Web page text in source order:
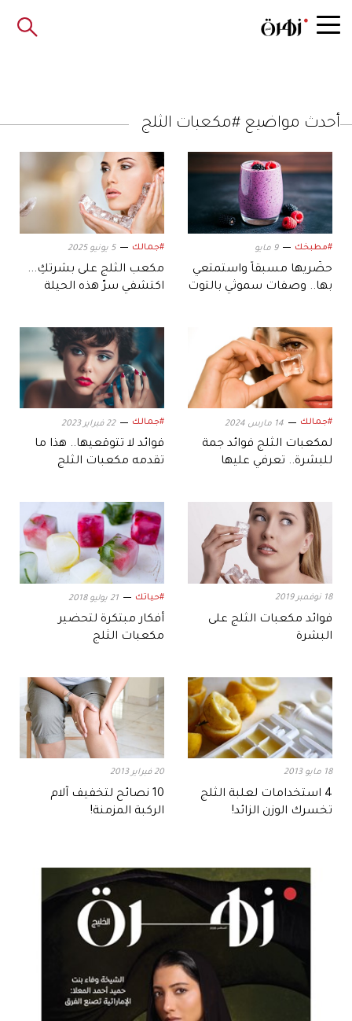
أحدث مواضيع #مكعبات الثلج
#مطبخك 9 مايو
حضّريها مسبقاً واستمتعي
بها.. وصفات سموثي بالتوت
#جمالك 5 يونيو 2025
مكعب الثلج على بشرتكِ...
اكتشفي سرّ هذه الحيلة
#جمالك 14 مارس 2024
لمكعبات الثلج فوائد جمة
للبشرة.. تعرفي عليها
#جمالك 22 فبراير 2023
فوائد لا تتوقعيها.. هذا ما
تقدمه مكعبات الثلج
18 نوفمبر 2019
فوائد مكعبات الثلج على
البشرة
#حياتك 21 يوليو 2018
أفكار مبتكرة لتحضير
مكعبات الثلج
18 مايو 2013
4 استخدامات لعلبة الثلج
تخسرك الوزن الزائد!
20 فبراير 2013
10 نصائح لتخفيف آلام
الركبة المزمنة!